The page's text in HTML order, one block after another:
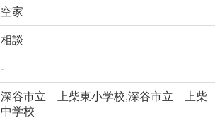
空家
相談
-
深谷市立 上柴東小学校,深谷市立 上柴
中学校